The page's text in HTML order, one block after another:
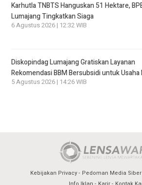
Karhutla TNBTS Hanguskan 51 Hektare,
Lumajang Tingkatkan Siaga
6 Agustus 2026 | 12:32 WIB
Diskopindag Lumajang Gratiskan Layanan
Rekomendasi BBM Bersubsidi untuk Usaha
5 Agustus 2026 | 14:26 WIB
Kebijakan Privacy Pedoman Media Siber